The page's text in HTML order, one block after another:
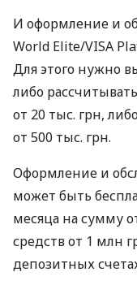
И оформление и
World Elite/VISA
Для этого нужно
либо
от 20 тыс. грн,
от 500 тыс. грн.
Оформление и
может быть
месяца на сумму
средств от 1 млн
депозитных